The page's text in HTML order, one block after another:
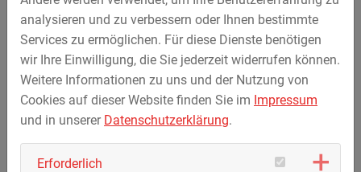
STREICHER Plzeň für die Beschäftigten eine gute Work-
Life-Balance zu ermöglichen und bietet z.B. viel Flexibilität
bei der Rückkehr an den Arbeitsplatz nach der Elternzeit.
Jiří Lopata freut sich mit seinem Team sehr über die
beiden Auszeichnungen: „An beiden Wettbewerben haben
gewonnen. Das bestätigt uns auf unserem
analysieren und zu verbessern oder Ihnen bestimmte
Services zu ermöglichen. Für diese Dienste benötigen
wir Ihre Einwilligung, die Sie jederzeit widerrufen können.
Weitere Informationen zu uns und der Nutzung von
Cookies auf dieser Website finden Sie im Impressum
und in unserer Datenschutzerklärung.
Erforderlich